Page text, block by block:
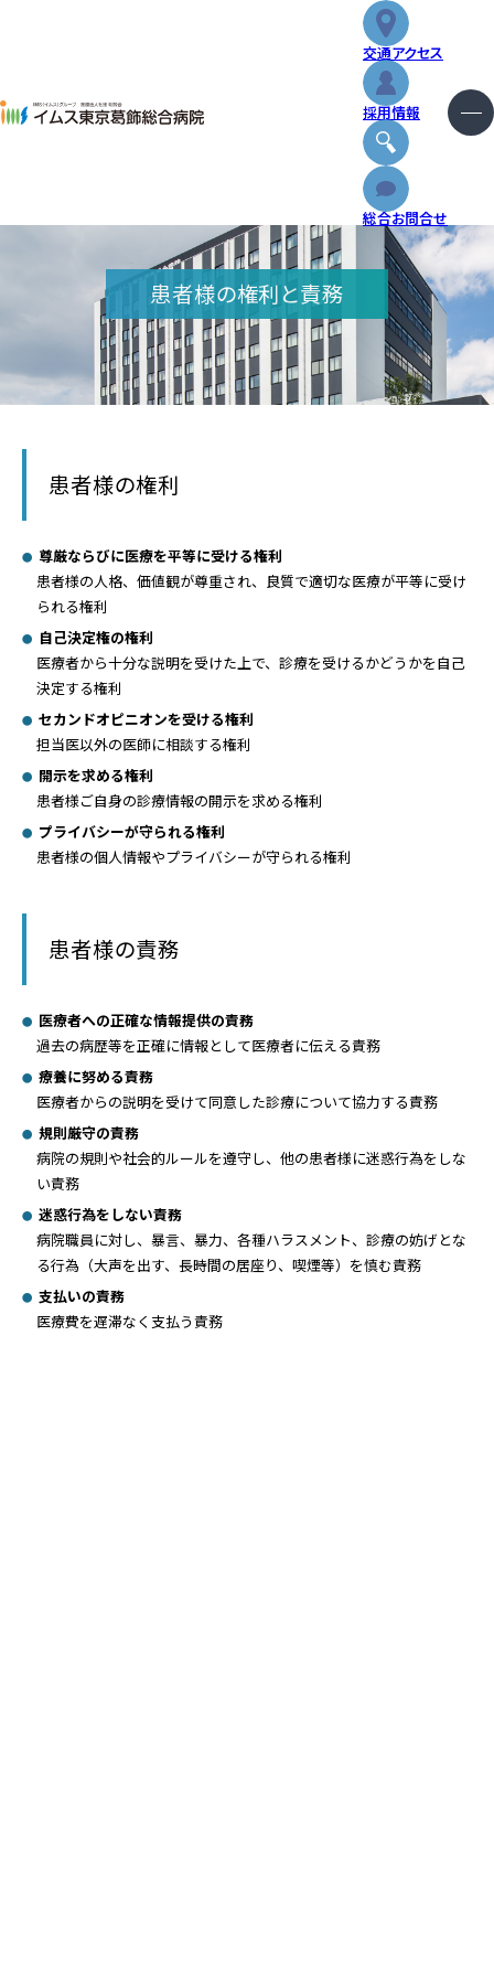
交通アクセス
採用情報
総合お問合せ
診療科・センター
健診・人間ドック
病院について
2026.01.30
患者様の権利と責務
患者様の権利
尊厳ならびに医療を平等に受ける権利
患者様の人格、価値観が尊重され、良質で適切な医療が平等に受け
られる権利
自己決定権の権利
医療者から十分な説明を受けた上で、診療を受けるかどうかを自己
決定する権利
セカンドオピニオンを受ける権利
担当医以外の医師に相談する権利
開示を求める権利
患者様ご自身の診療情報の開示を求める権利
プライバシーが守られる権利
患者様の個人情報やプライバシーが守られる権利
患者様の責務
医療者への正確な情報提供の責務
過去の病歴等を正確に情報として医療者に伝える責務
療養に努める責務
医療者からの説明を受けて同意した診療について協力する責務
規則厳守の責務
病院の規則や社会的ルールを遵守し、他の患者様に迷惑行為をしな
い責務
迷惑行為をしない責務
病院職員に対し、暴言、暴力、各種ハラスメント、診療の妨げとな
る行為（大声を出す、長時間の居座り、喫煙等）を慎む責務
支払いの責務
医療費を遅滞なく支払う責務